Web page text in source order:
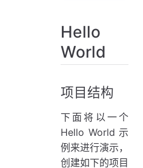
Hello
World
项目结构
下面将以一个
Hello World 示
例来进行演示，
创建如下的项目